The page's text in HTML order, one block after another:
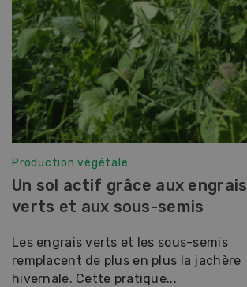
Production végétale
Un sol actif grâce aux engrais
verts et aux sous-semis
Les engrais verts et les sous-semis
remplacent de plus en plus la jachère
hivernale. Cette pratique...